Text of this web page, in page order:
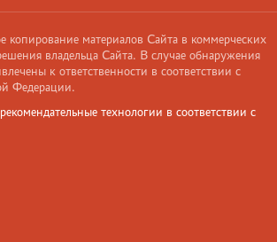
материалов Сайта в коммерческих
владельца Сайта. В случае обнаружения
к ответственности в соответствии с
Федерации.
технологии в соответствии с